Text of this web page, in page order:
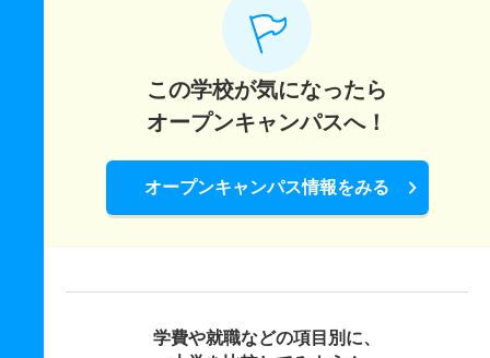
この学校が気になったら
オープンキャンパスへ！
オープンキャンパス情報をみる
学費や就職などの項目別に、